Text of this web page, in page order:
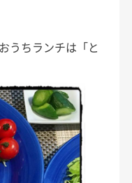
うちランチは「と